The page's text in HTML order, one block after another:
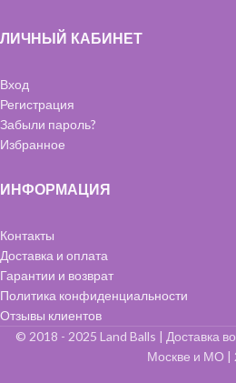
ЛИЧНЫЙ КАБИНЕТ
Вход
Регистрация
Забыли пароль?
Избранное
ИНФОРМАЦИЯ
Контакты
Доставка и оплата
Гарантии и возврат
Политика конфиденциальности
Отзывы клиентов
© 2018 - 2025 Land Balls | Доставка
Москве и МО |